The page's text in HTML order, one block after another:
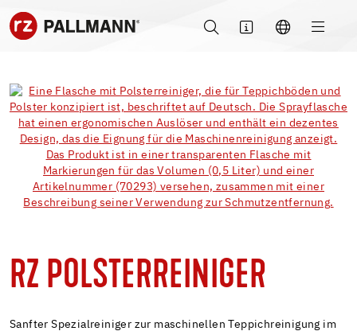
RZ POLSTERREINIGER
Sanfter Spezialreiniger zur maschinellen Teppichreinigung im